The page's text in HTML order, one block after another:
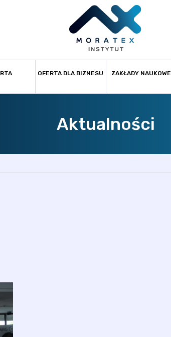
OFERTA DLA BIZNESU ZAKŁADY NAUKOWE
Aktualności